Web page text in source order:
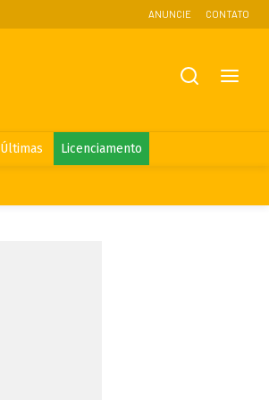
ANUNCIE CONTATO
Últimas Licenciamento